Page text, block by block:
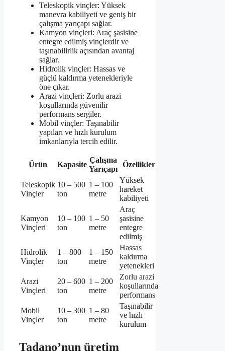
Teleskopik vinçler: Yüksek
manevra kabiliyeti ve geniş bir
çalışma yarıçapı sağlar.
Kamyon vinçleri: Araç şasisine
entegre edilmiş vinçlerdir ve
taşınabilirlik açısından avantaj
sağlar.
Hidrolik vinçler: Hassas ve
güçlü kaldırma yetenekleriyle
öne çıkar.
Arazi vinçleri: Zorlu arazi
koşullarında güvenilir
performans sergiler.
Mobil vinçler: Taşınabilir
yapıları ve hızlı kurulum
imkanlarıyla tercih edilir.
Ürün Kapasite
Çalışma
Yarıçapı
Özellikler
Teleskopik
Vinçler
10 – 500
ton
1 – 100
metre
Yüksek
hareket
kabiliyeti
Kamyon
Vinçleri
10 – 100
ton
1 – 50
metre
Araç
şasisine
entegre
edilmiş
Hidrolik
Vinçler
1 – 800
ton
1 – 150
metre
Hassas
kaldırma
yetenekleri
Arazi
Vinçleri
20 – 600
ton
1 – 200
metre
Zorlu arazi
koşullarında
performans
Mobil
Vinçler
10 – 300
ton
1 – 80
metre
Taşınabilir
ve hızlı
kurulum
Tadano’nun üretim